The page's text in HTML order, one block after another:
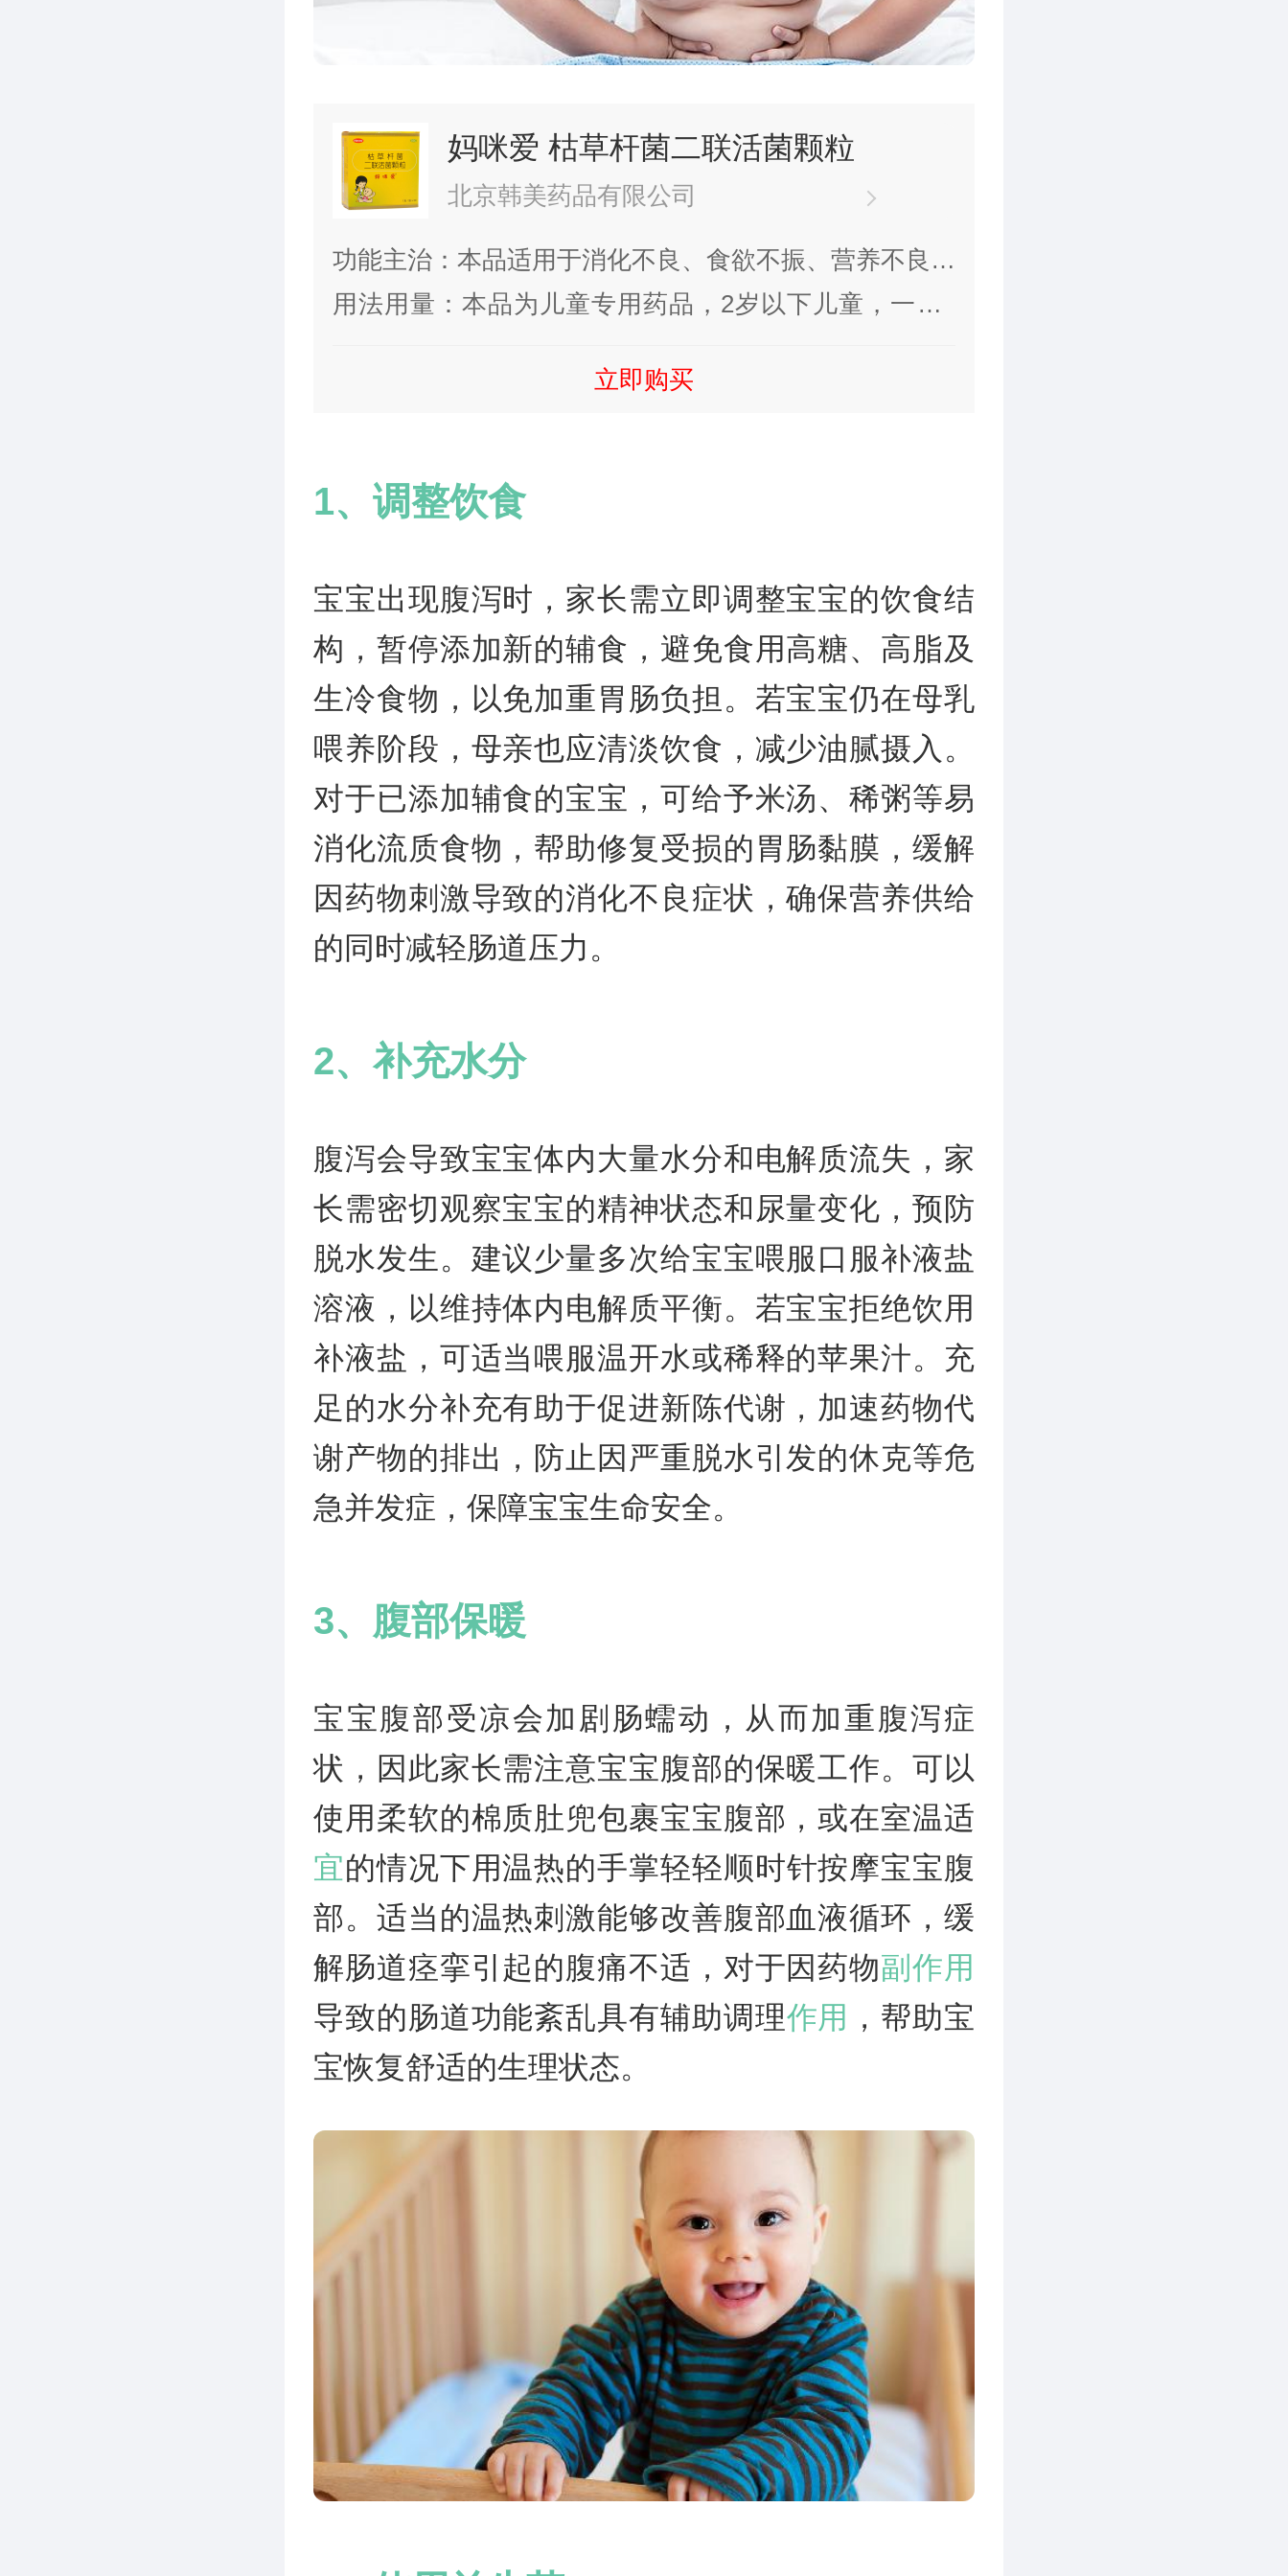
妈咪爱 枯草杆菌二联活菌颗粒
北京韩美药品有限公司
功能主治：本品适用于消化不良、食欲不振、营养不良，
肠道菌群紊乱引起的腹泻、便秘、腹胀、肠道内异常发
用法用量：本品为儿童专用药品，2岁以下儿童，一次1
立即购买
1、调整饮食
宝宝出现腹泻时，家长需立即调整宝宝的饮食结
构，暂停添加新的辅食，避免食用高糖、高脂及
生冷食物，以免加重胃肠负担。若宝宝仍在母乳
喂养阶段，母亲也应清淡饮食，减少油腻摄入。
对于已添加辅食的宝宝，可给予米汤、稀粥等易
消化流质食物，帮助修复受损的胃肠黏膜，缓解
因药物刺激导致的消化不良症状，确保营养供给
的同时减轻肠道压力。
2、补充水分
腹泻会导致宝宝体内大量水分和电解质流失，家
长需密切观察宝宝的精神状态和尿量变化，预防
脱水发生。建议少量多次给宝宝喂服口服补液盐
溶液，以维持体内电解质平衡。若宝宝拒绝饮用
补液盐，可适当喂服温开水或稀释的苹果汁。充
足的水分补充有助于促进新陈代谢，加速药物代
谢产物的排出，防止因严重脱水引发的休克等危
急并发症，保障宝宝生命安全。
3、腹部保暖
宝宝腹部受凉会加剧肠蠕动，从而加重腹泻症
状，因此家长需注意宝宝腹部的保暖工作。可以
使用柔软的棉质肚兜包裹宝宝腹部，或在室温适
宜的情况下用温热的手掌轻轻顺时针按摩宝宝腹
部。适当的温热刺激能够改善腹部血液循环，缓
解肠道痉挛引起的腹痛不适，对于因药物副作用
导致的肠道功能紊乱具有辅助调理作用 ，帮助宝
宝恢复舒适的生理状态。